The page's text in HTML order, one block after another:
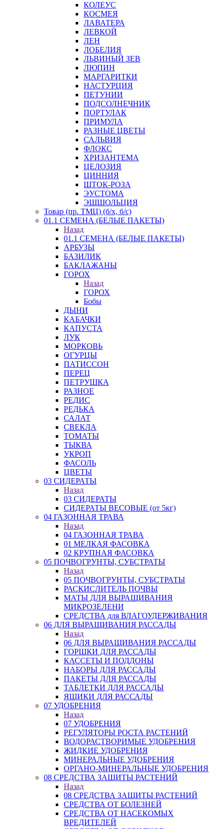
КОЛЕУС
КОСМЕЯ
ЛАВАТЕРА
ЛЕВКОЙ
ЛЕН
ЛОБЕЛИЯ
ЛЬВИНЫЙ ЗЕВ
ЛЮПИН
МАРГАРИТКИ
НАСТУРЦИЯ
ПЕТУНИИ
ПОДСОЛНЕЧНИК
ПОРТУЛАК
ПРИМУЛА
РАЗНЫЕ ЦВЕТЫ
САЛЬВИЯ
ФЛОКС
ХРИЗАНТЕМА
ЦЕЛОЗИЯ
ЦИННИЯ
ШТОК-РОЗА
ЭУСТОМА
ЭШШОЛЬЦИЯ
Товар (пр. ТМЦ) (б/х, б/с)
01.1 СЕМЕНА (БЕЛЫЕ ПАКЕТЫ)
Назад
01.1 СЕМЕНА (БЕЛЫЕ ПАКЕТЫ)
АРБУЗЫ
БАЗИЛИК
БАКЛАЖАНЫ
ГОРОХ
Назад
ГОРОХ
Бобы
ДЫНИ
КАБАЧКИ
КАПУСТА
ЛУК
МОРКОВЬ
ОГУРЦЫ
ПАТИССОН
ПЕРЕЦ
ПЕТРУШКА
РАЗНОЕ
РЕДИС
РЕДЬКА
САЛАТ
СВЕКЛА
ТОМАТЫ
ТЫКВА
УКРОП
ФАСОЛЬ
ЦВЕТЫ
03 СИДЕРАТЫ
Назад
03 СИДЕРАТЫ
СИДЕРАТЫ ВЕСОВЫЕ (от 5кг)
04 ГАЗОННАЯ ТРАВА
Назад
04 ГАЗОННАЯ ТРАВА
01 МЕЛКАЯ ФАСОВКА
02 КРУПНАЯ ФАСОВКА
05 ПОЧВОГРУНТЫ, СУБСТРАТЫ
Назад
05 ПОЧВОГРУНТЫ, СУБСТРАТЫ
РАСКИСЛИТЕЛЬ ПОЧВЫ
МАТЫ ДЛЯ ВЫРАЩИВАНИЯ
МИКРОЗЕЛЕНИ
СРЕДСТВА для ВЛАГОУДЕРЖИВАНИЯ
06 ДЛЯ ВЫРАЩИВАНИЯ РАССАДЫ
Назад
06 ДЛЯ ВЫРАЩИВАНИЯ РАССАДЫ
ГОРШКИ ДЛЯ РАССАДЫ
КАССЕТЫ И ПОДДОНЫ
НАБОРЫ ДЛЯ РАССАДЫ
ПАКЕТЫ ДЛЯ РАССАДЫ
ТАБЛЕТКИ ДЛЯ РАССАДЫ
ЯЩИКИ ДЛЯ РАССАДЫ
07 УДОБРЕНИЯ
Назад
07 УДОБРЕНИЯ
РЕГУЛЯТОРЫ РОСТА РАСТЕНИЙ
ВОДОРАСТВОРИМЫЕ УДОБРЕНИЯ
ЖИДКИЕ УДОБРЕНИЯ
МИНЕРАЛЬНЫЕ УДОБРЕНИЯ
ОРГАНО-МИНЕРАЛЬНЫЕ УДОБРЕНИЯ
08 СРЕДСТВА ЗАЩИТЫ РАСТЕНИЙ
Назад
08 СРЕДСТВА ЗАЩИТЫ РАСТЕНИЙ
СРЕДСТВА ОТ БОЛЕЗНЕЙ
СРЕДСТВА ОТ НАСЕКОМЫХ
ВРЕДИТЕЛЕЙ